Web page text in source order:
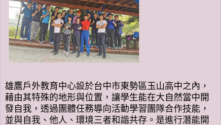
雄鷹戶外教育中心設於台中市東勢區玉山高中之內，
藉由其特殊的地形與位置，讓學生能在大自然當中開
發自我，透過團體任務導向活動學習團隊合作技能，
並與自我、他人、環境三者和諧共存。是進行潛能開